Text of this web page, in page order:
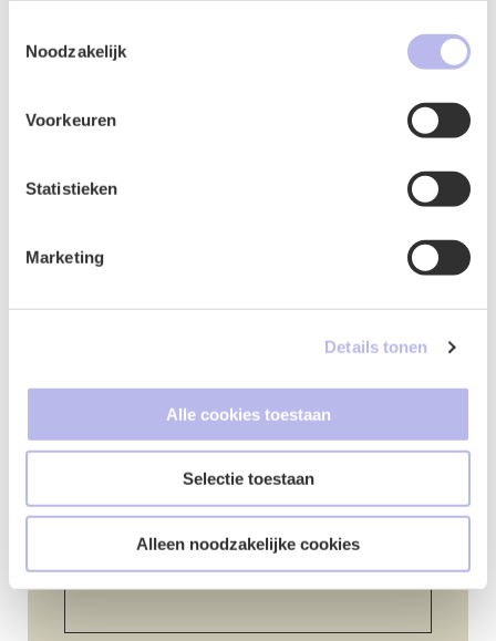
uw gebruik van hun services.
Noodzakelijk
Voorkeuren
Statistieken
Marketing
Details tonen
Alle cookies toestaan
Selectie toestaan
Alleen noodzakelijke cookies
Contactformulier
E-mailadres*